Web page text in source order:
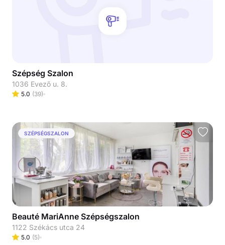
Szépség Szalon
1036 Evező u. 8.
5.0 (39)
SZÉPSÉGSZALON
Beauté MariAnne Szépségszalon
1122 Székács utca 24
5.0 (5)